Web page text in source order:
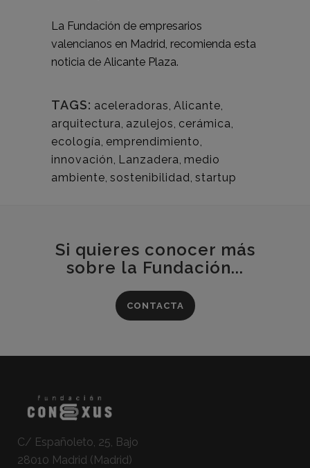
La Fundación de empresarios
valencianos en Madrid, recomienda esta
noticia de Alicante Plaza.
TAGS: aceleradoras, Alicante,
arquitectura, azulejos, cerámica,
ecología, emprendimiento,
innovación, Lanzadera, medio
ambiente, sostenibilidad, startup
Si quieres conocer más
sobre la Fundación...
CONTACTA
C/ Españoleto, 25, Bajo
28010 Madrid (Madrid)